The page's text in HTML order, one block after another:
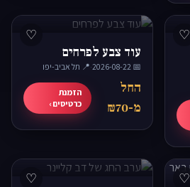
♡
♡
עוד צבע לפרחים
📅 2026-08-22
·📍 תל אביב-יפו
החל
מ-₪70
הזמנת
כרטיסים ›
♡
♡